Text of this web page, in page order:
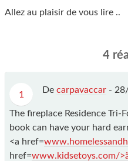
Allez au plaisir de vous lire ..
4
1 De carpavaccar -
The fireplace Residence
book can have your hard
<a href=
href=www.kidsetoys.com/